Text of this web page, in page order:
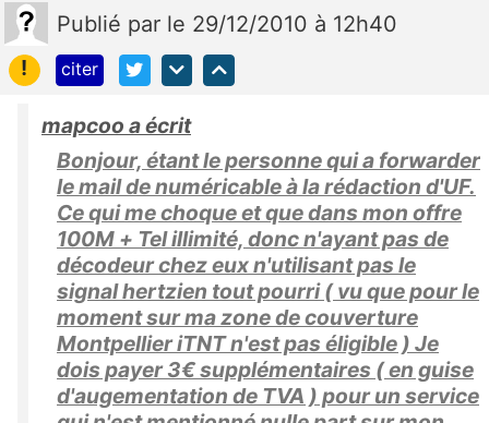
Publié par le 29/12/2010 à 12h40
!
citer
mapcoo a écrit
Bonjour, étant le personne qui a forwarder
le mail de numéricable à la rédaction d'UF.
Ce qui me choque et que dans mon offre
100M + Tel illimité, donc n'ayant pas de
décodeur chez eux n'utilisant pas le
signal hertzien tout pourri ( vu que pour le
moment sur ma zone de couverture
Montpellier iTNT n'est pas éligible ) Je
dois payer 3€ supplémentaires ( en guise
d'augementation de TVA ) pour un service